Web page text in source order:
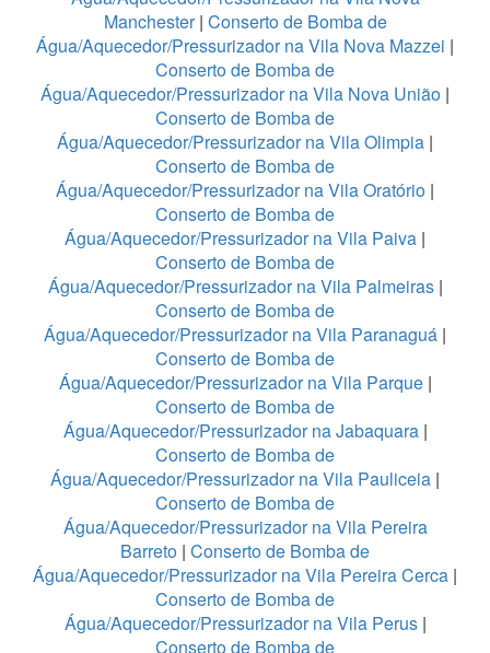
Manchester| Conserto de Bomba de
Água/Aquecedor/Pressurizador na Vila Nova Mazzei |
Conserto de Bomba de
Água/Aquecedor/Pressurizador na Vila Nova União |
Conserto de Bomba de
Água/Aquecedor/Pressurizador na Vila Olimpia |
Conserto de Bomba de
Água/Aquecedor/Pressurizador na Vila Oratório |
Conserto de Bomba de
Água/Aquecedor/Pressurizador na Vila Paiva |
Conserto de Bomba de
Água/Aquecedor/Pressurizador na Vila Palmeiras|
Conserto de Bomba de
Água/Aquecedor/Pressurizador na Vila Paranaguá |
Conserto de Bomba de
Água/Aquecedor/Pressurizador na Vila Parque|
Conserto de Bomba de
Água/Aquecedor/Pressurizador na Jabaquara|
Conserto de Bomba de
Água/Aquecedor/Pressurizador na Vila Pauliceia |
Conserto de Bomba de
Água/Aquecedor/Pressurizador na Vila Pereira
Barreto | Conserto de Bomba de
Água/Aquecedor/Pressurizador na Vila Pereira Cerca |
Conserto de Bomba de
Água/Aquecedor/Pressurizador na Vila Perus|
Conserto de Bomba de